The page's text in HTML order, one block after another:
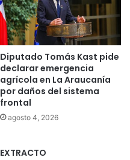
Diputado Tomás Kast pide
declarar emergencia
agrícola en La Araucanía
por daños del sistema
frontal
agosto 4, 2026
EXTRACTO